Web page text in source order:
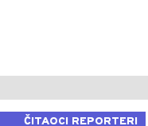
ČITAOCI REPORTERI